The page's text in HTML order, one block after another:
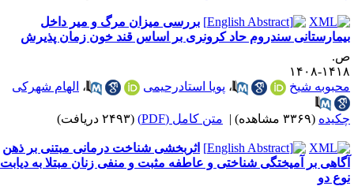
بررسی میزان مرگ و میر داخل
سندروم حاد کرونری بر اساس قند خون زمان پذیرش
۱۴۰۸
شیخ
،پویا استادرحیمی ،الهام شهرکی
(۳۳۶۹ مشاهده) | متن کامل (PDF) (۲۴۹۳ دریافت)
اثربخشی شناخت درمانی مبتنی بر ذهن
بر آمیختگی شناختی و عاطفه مثبت و منفی زنان مبتلا به دیابت
دو